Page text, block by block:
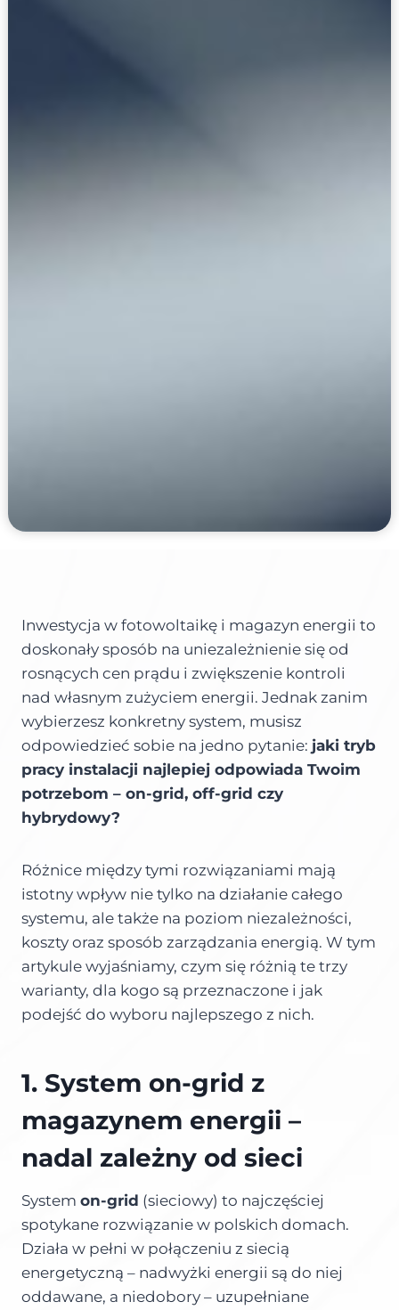
Inwestycja w fotowoltaikę i magazyn energii to
doskonały sposób na uniezależnienie się od
rosnących cen prądu i zwiększenie kontroli
nad własnym zużyciem energii. Jednak zanim
wybierzesz konkretny system, musisz
odpowiedzieć sobie na jedno pytanie: jaki tryb
pracy instalacji najlepiej odpowiada Twoim
potrzebom – on-grid, off-grid czy
hybrydowy?
Różnice między tymi rozwiązaniami mają
istotny wpływ nie tylko na działanie całego
systemu, ale także na poziom niezależności,
koszty oraz sposób zarządzania energią. W tym
artykule wyjaśniamy, czym się różnią te trzy
warianty, dla kogo są przeznaczone i jak
podejść do wyboru najlepszego z nich.
1. System on-grid z
magazynem energii –
nadal zależny od sieci
System on-grid (sieciowy) to najczęściej
spotykane rozwiązanie w polskich domach.
Działa w pełni w połączeniu z siecią
energetyczną – nadwyżki energii są do niej
oddawane, a niedobory – uzupełniane